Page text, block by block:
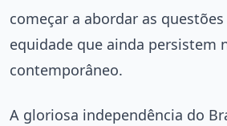
começar a abordar as
equidade que ainda persistem
contemporâneo.
A gloriosa independência do